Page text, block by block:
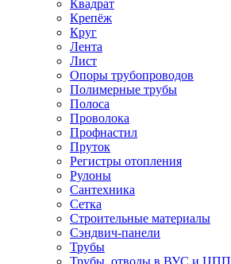
Квадрат
Крепёж
Круг
Лента
Лист
Опоры трубопроводов
Полимерные трубы
Полоса
Проволока
Профнастил
Пруток
Регистры отопления
Рулоны
Сантехника
Сетка
Строительные материалы
Сэндвич-панели
Трубы
Трубы, отводы в ВУС и ЦПП